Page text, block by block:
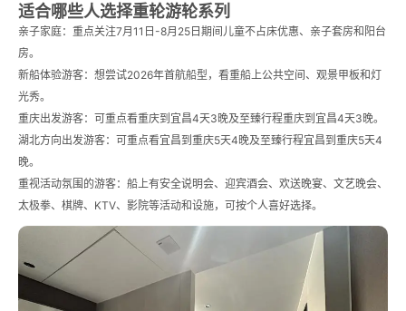
适合哪些人选择重轮游轮系列
亲子家庭：重点关注7月11日-8月25日期间儿童不占床优惠、亲子套房和阳台
房。
新船体验游客：想尝试2026年首航船型，看重船上公共空间、观景甲板和灯
光秀。
重庆出发游客：可重点看重庆到宜昌4天3晚及至臻行程重庆到宜昌4天3晚。
湖北方向出发游客：可重点看宜昌到重庆5天4晚及至臻行程宜昌到重庆5天4
晚。
重视活动氛围的游客：船上有安全说明会、迎宾酒会、欢送晚宴、文艺晚会、
太极拳、棋牌、KTV、影院等活动和设施，可按个人喜好选择。